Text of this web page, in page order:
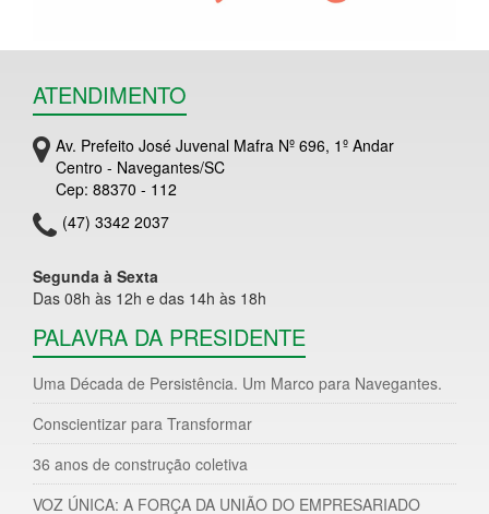
ATENDIMENTO
Av. Prefeito José Juvenal Mafra Nº 696, 1º Andar
Centro - Navegantes/SC
Cep: 88370 - 112
(47) 3342 2037
Segunda à Sexta
Das 08h às 12h e das 14h às 18h
PALAVRA DA PRESIDENTE
Uma Década de Persistência. Um Marco para Navegantes.
Conscientizar para Transformar
36 anos de construção coletiva
VOZ ÚNICA: A FORÇA DA UNIÃO DO EMPRESARIADO